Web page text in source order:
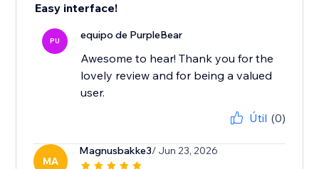
Easy interface!
PU equipo de PurpleBear
Awesome to hear! Thank you for the
lovely review and for being a valued
user.
Útil (0)
MA
Magnusbakke3/ Jun 23, 2026